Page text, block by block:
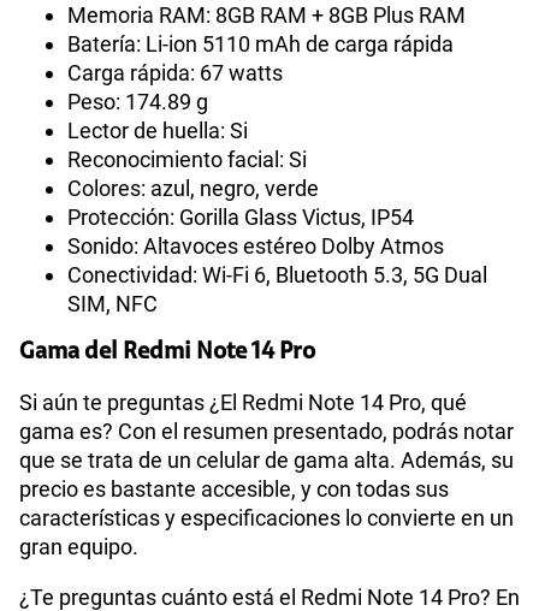
Memoria RAM: 8GB RAM + 8GB Plus RAM
Batería: Li-ion 5110 mAh de carga rápida
Carga rápida: 67 watts
Peso: 174.89 g
Lector de huella: Si
Reconocimiento facial: Si
Colores: azul, negro, verde
Protección: Gorilla Glass Victus, IP54
Sonido: Altavoces estéreo Dolby Atmos
Conectividad: Wi-Fi 6, Bluetooth 5.3, 5G Dual
SIM, NFC
Gama del Redmi Note 14 Pro
Si aún te preguntas ¿El Redmi Note 14 Pro, qué
gama es? Con el resumen presentado, podrás notar
que se trata de un celular de gama alta. Además, su
precio es bastante accesible, y con todas sus
características y especificaciones lo convierte en un
gran equipo.
¿Te preguntas cuánto está el Redmi Note 14 Pro? En